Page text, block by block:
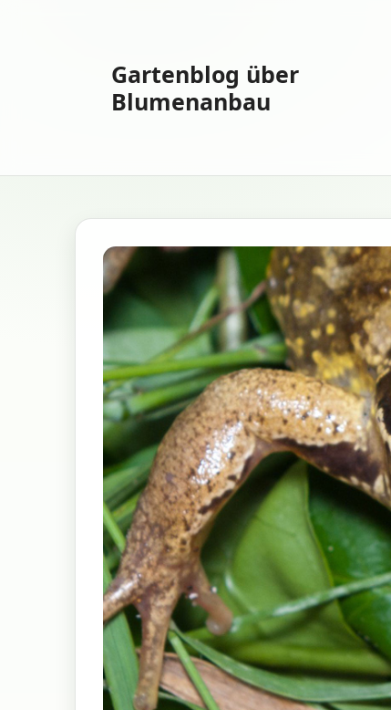
Gartenblog über
Blumenanbau